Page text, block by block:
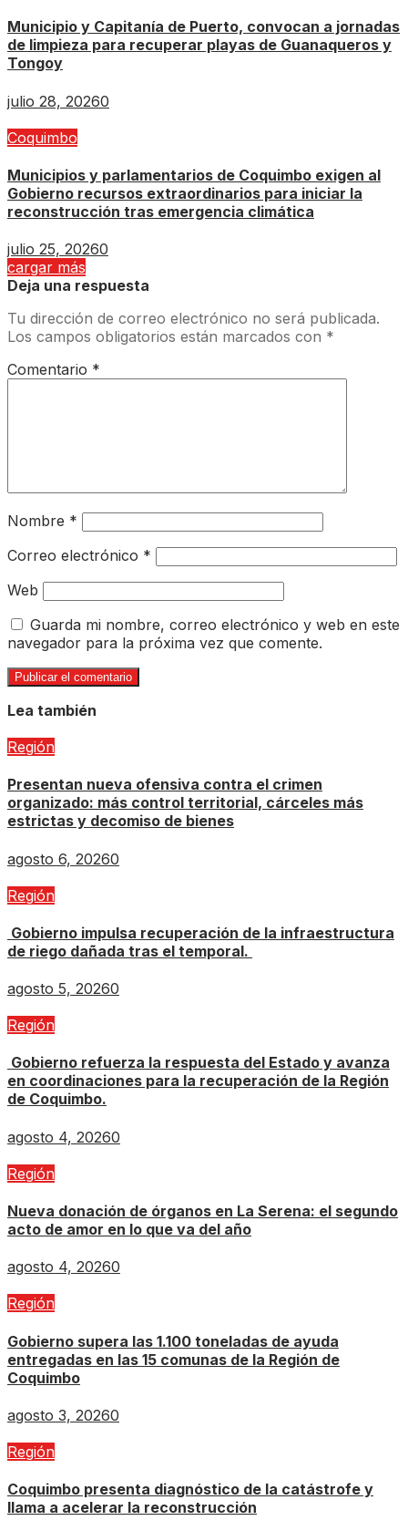
Municipio y Capitanía de Puerto, convocan a jornadas
de limpieza para recuperar playas de Guanaqueros y
Tongoy
julio 28, 20260
Coquimbo
Municipios y parlamentarios de Coquimbo exigen al
Gobierno recursos extraordinarios para iniciar la
reconstrucción tras emergencia climática
julio 25, 20260
cargar más
Deja una respuesta
Tu dirección de correo electrónico no será publicada.
Los campos obligatorios están marcados con *
Comentario *
Nombre *
Correo electrónico *
Web
Guarda mi nombre, correo electrónico y web en este
navegador para la próxima vez que comente.
Lea también
Región
Presentan nueva ofensiva contra el crimen
organizado: más control territorial, cárceles más
estrictas y decomiso de bienes
agosto 6, 20260
Región
Gobierno impulsa recuperación de la infraestructura
de riego dañada tras el temporal.
agosto 5, 20260
Región
Gobierno refuerza la respuesta del Estado y avanza
en coordinaciones para la recuperación de la Región
de Coquimbo.
agosto 4, 20260
Región
Nueva donación de órganos en La Serena: el segundo
acto de amor en lo que va del año
agosto 4, 20260
Región
Gobierno supera las 1.100 toneladas de ayuda
entregadas en las 15 comunas de la Región de
Coquimbo
agosto 3, 20260
Región
Coquimbo presenta diagnóstico de la catástrofe y
llama a acelerar la reconstrucción